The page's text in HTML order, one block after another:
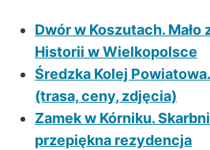
Dwór w Koszutach. Mało
Historii w Wielkopolsce
Średzka Kolej
(trasa, ceny, zdjęcia)
Zamek w Kórniku.
przepiękna rezydencja